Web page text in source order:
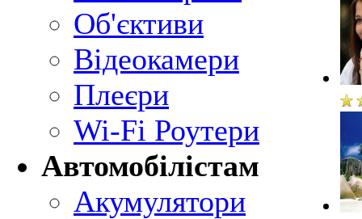
Об'єктиви
Відеокамери
Плеєри
Wi-Fi Роутери
Автомобілістам
Акумулятори